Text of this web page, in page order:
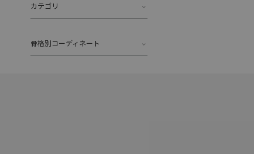
カテゴリ
骨格別コーディネート